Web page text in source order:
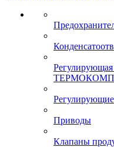
Регулирующая
Приводы
Клапаны